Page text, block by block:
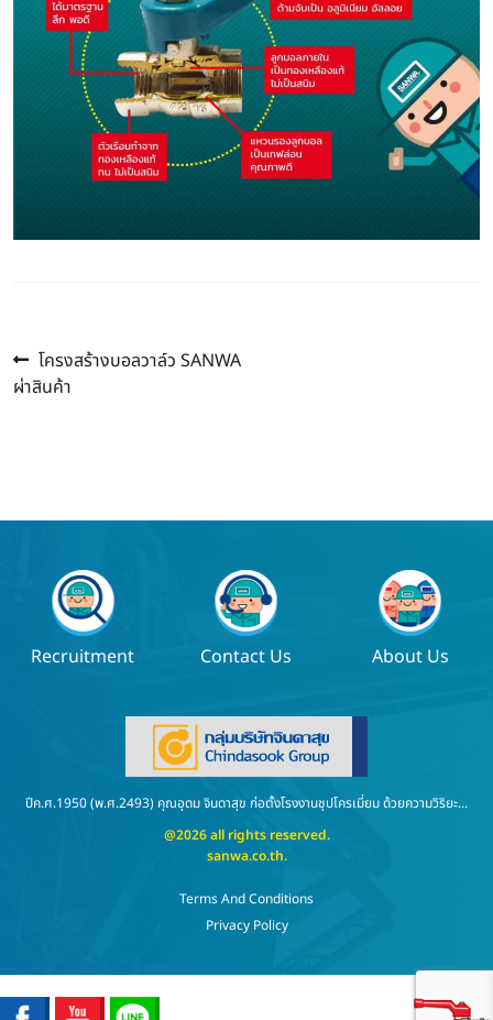
แนะแนว
เรื่อง
Previous
post:
โครงสร้างบอลวาล์ว SANWA
ผ่าสินค้า
Recruitment Contact Us About Us
ปีค.ศ.1950 (พ.ศ.2493) คุณอุดม จินดาสุข ก่อตั้งโรงงานชุปโครเมี่ยม ด้วยความวิริยะ...
@2026 all rights reserved.
sanwa.co.th.
Terms And Conditions
Privacy Policy